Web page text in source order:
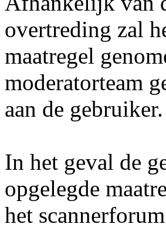
overtreding zal
maatregel
moderatorteam
aan de gebruiker.
In het geval de
opgelegde
het